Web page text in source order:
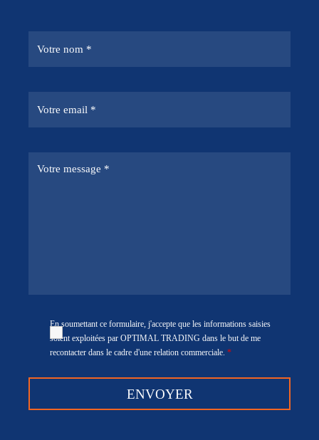
En soumettant ce formulaire, j'accepte que les informations saisies
soient exploitées par OPTIMAL TRADING dans le but de me
recontacter dans le cadre d'une relation commerciale. *